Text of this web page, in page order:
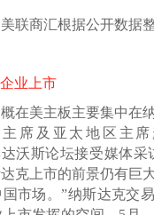
联商汇根据公开数据
业上市
在美主板主要集中在
席及亚太地区主席
沃斯论坛接受媒体采
克上市的前景仍有巨
市场。”纳斯达克交